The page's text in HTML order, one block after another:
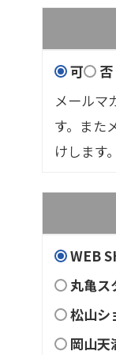
可
否
メールマ
す。また
けします。
WEB
丸亀ス
松山シ
岡山天